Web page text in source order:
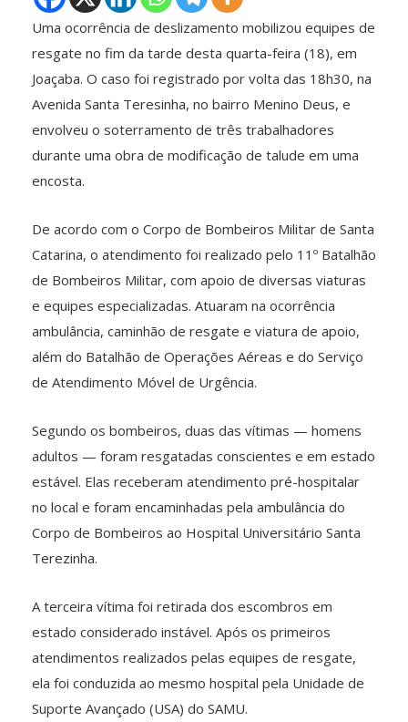
Uma ocorrência de deslizamento mobilizou equipes de
resgate no fim da tarde desta quarta-feira (18), em
Joaçaba. O caso foi registrado por volta das 18h30, na
Avenida Santa Teresinha, no bairro Menino Deus, e
envolveu o soterramento de três trabalhadores
durante uma obra de modificação de talude em uma
encosta.
De acordo com o Corpo de Bombeiros Militar de Santa
Catarina, o atendimento foi realizado pelo 11º Batalhão
de Bombeiros Militar, com apoio de diversas viaturas
e equipes especializadas. Atuaram na ocorrência
ambulância, caminhão de resgate e viatura de apoio,
além do Batalhão de Operações Aéreas e do Serviço
de Atendimento Móvel de Urgência.
Segundo os bombeiros, duas das vítimas — homens
adultos — foram resgatadas conscientes e em estado
estável. Elas receberam atendimento pré-hospitalar
no local e foram encaminhadas pela ambulância do
Corpo de Bombeiros ao Hospital Universitário Santa
Terezinha.
A terceira vítima foi retirada dos escombros em
estado considerado instável. Após os primeiros
atendimentos realizados pelas equipes de resgate,
ela foi conduzida ao mesmo hospital pela Unidade de
Suporte Avançado (USA) do SAMU.